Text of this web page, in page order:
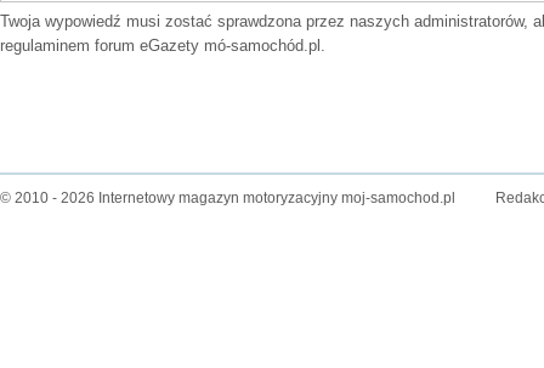
Twoja wypowiedź musi zostać sprawdzona przez naszych administratorów,
regulaminem forum eGazety mó-samochód.pl.
© 2010 - 2026 Internetowy magazyn motoryzacyjny moj-samochod.pl